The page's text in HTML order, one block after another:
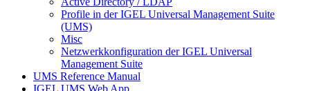
Profile in der IGEL Universal Management Suite
(UMS)
Misc
Netzwerkkonfiguration der IGEL Universal
Management Suite
UMS Reference Manual
IGEL UMS Web App